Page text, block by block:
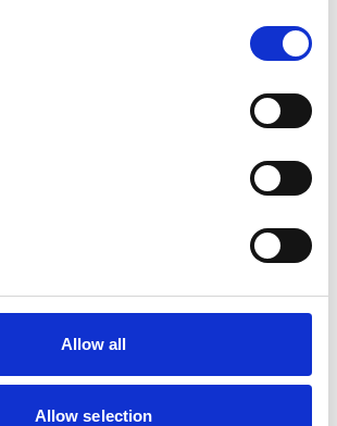
Allow all
Allow selection
est très compliqué pour ces deux
souvent de les impliquer dans le
restauration des terres dégradées
ne revendique. Dès lors que les
revalorisation, cela leur donne une
participer à la prise de décision
et les jeunes sont même des
premier plan pour ce type de
de nombreux villages, les hommes